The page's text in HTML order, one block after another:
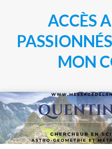
ACCÈS
PASSIONNÉS
MON